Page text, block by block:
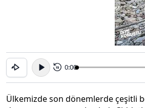
15 0:00
Ülkemizde son dönemlerde çeşitli